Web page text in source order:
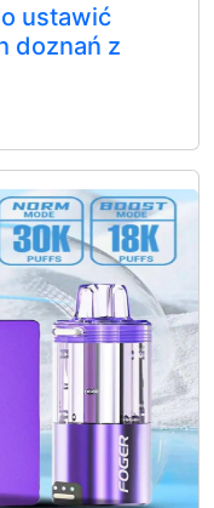
ustawić
doznań z